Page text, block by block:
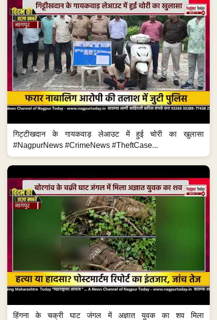
गिट्टीखदान के गायकवाड़ लेआउट में हुई चोरी का खुलासा
#NagpurNews #CrimeNews #TheftCase...
हिंगना के चक्री घाट जंगल में अज्ञात युवक का शव मिला